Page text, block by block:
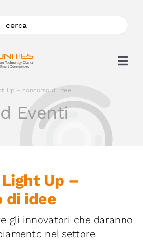
Up – concorso di idee
Eventi
Up –
di idee
gli innovatori che daranno
nel settore